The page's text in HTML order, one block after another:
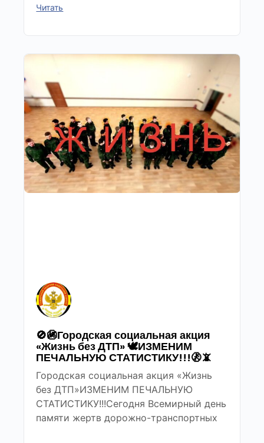
Читать
🚫🚳Городская социальная акция
«Жизнь без ДТП» 🕊ИЗМЕНИМ
ПЕЧАЛЬНУЮ СТАТИСТИКУ!!!🚷📵
Городская социальная акция «Жизнь
без ДТП»ИЗМЕНИМ ПЕЧАЛЬНУЮ
СТАТИСТИКУ!!!Сегодня Всемирный день
памяти жертв дорожно-транспортных